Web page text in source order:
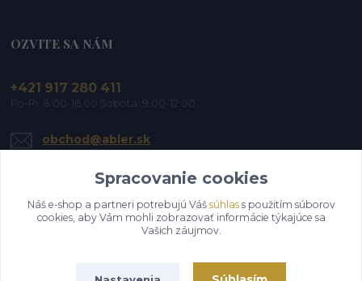
OZVITE SA NÁM
+421 917 280 411
Po-Pi: 8:00-16:00 Sobota: 9:00-12:00
obchod@abler.sk
Upraviť zber cookies.
Spracovanie cookies
Náš e-shop a partneri potrebujú Váš súhlass použitím súborov
cookies, aby Vám mohli zobrazovať informácie týkajúce sa
Vašich záujmov.